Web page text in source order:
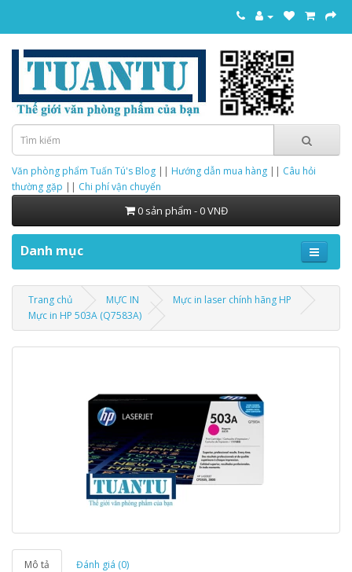
Văn phòng phẩm Tuấn Tú's Blog || Hướng dẫn mua hàng || Câu hỏi
thường gặp || Chi phí vận chuyển
0 sản phẩm - 0 VNĐ
Danh mục
Trang chủ MỰC IN
Mực in laser chính hãng HP
Mực in HP 503A (Q7583A)
Mô tả Đánh giá (0)